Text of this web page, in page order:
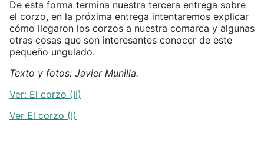
De esta forma termina nuestra tercera entrega sobre
el corzo, en la próxima entrega intentaremos explicar
cómo llegaron los corzos a nuestra comarca y algunas
otras cosas que son interesantes conocer de este
pequeño ungulado.
Texto y fotos: Javier Munilla.
Ver: El corzo (II)
Ver El corzo (I)